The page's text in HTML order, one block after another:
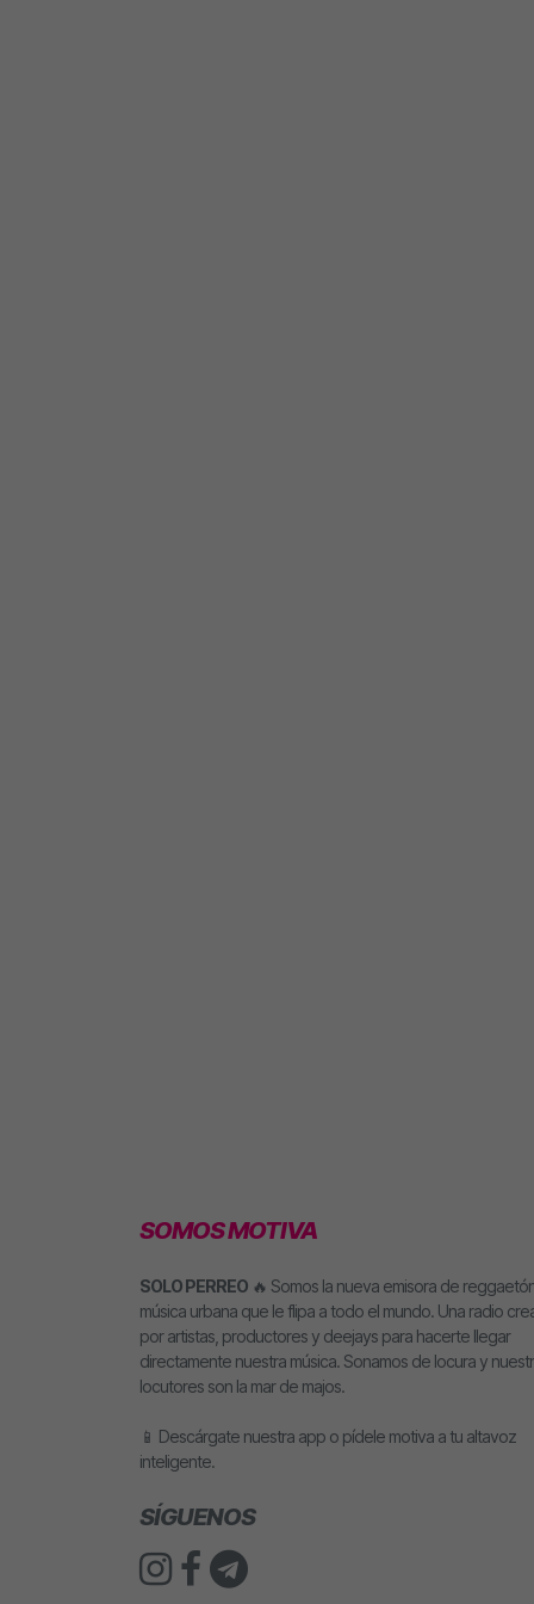
SOMOS MOTIVA
SOLO PERREO 🔥 Somos la nueva emisora de
música urbana que le flipa a todo el mundo. Una radio
por artistas, productores y deejays para hacerte llegar
directamente nuestra música. Sonamos de locura y
locutores son la mar de majos.
📱 Descárgate nuestra app o pídele motiva a tu altavoz
inteligente.
SÍGUENOS